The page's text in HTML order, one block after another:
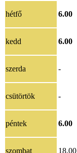
hétfő 6.00
kedd 6.00
szerda -
csütörtök -
péntek 6.00
szombat 18.00